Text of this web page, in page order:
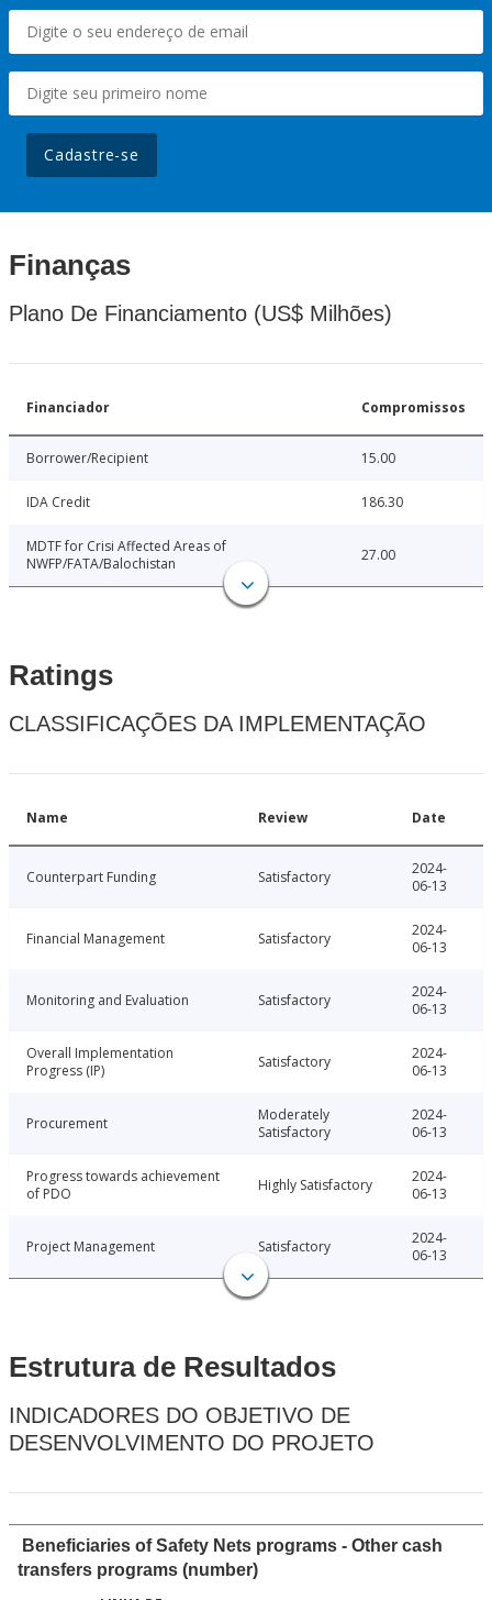
Cadastre-se
Finanças
Plano De Financiamento (US$ Milhões)
Financiador Compromissos
Borrower/Recipient 15.00
IDA Credit 186.30
MDTF for Crisi Affected Areas of
NWFP/FATA/Balochistan
27.00
Ratings
CLASSIFICAÇÕES DA IMPLEMENTAÇÃO
Name Review Date
Counterpart Funding Satisfactory
2024-
06-13
Financial Management Satisfactory
2024-
06-13
Monitoring and Evaluation Satisfactory
2024-
06-13
Overall Implementation
Progress (IP)
Satisfactory
2024-
06-13
Procurement
Moderately
Satisfactory
2024-
06-13
Progress towards achievement
of PDO
Highly Satisfactory
2024-
06-13
Project Management Satisfactory
2024-
06-13
Estrutura de Resultados
INDICADORES DO OBJETIVO DE
DESENVOLVIMENTO DO PROJETO
Beneficiaries of Safety Nets programs - Other cash
transfers programs (number)